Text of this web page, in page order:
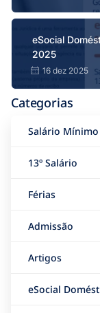
eSocial
2025
16 dez 2025
Categorias
Salário Mínimo
13º Salário
Férias
Admissão
Artigos
eSocial